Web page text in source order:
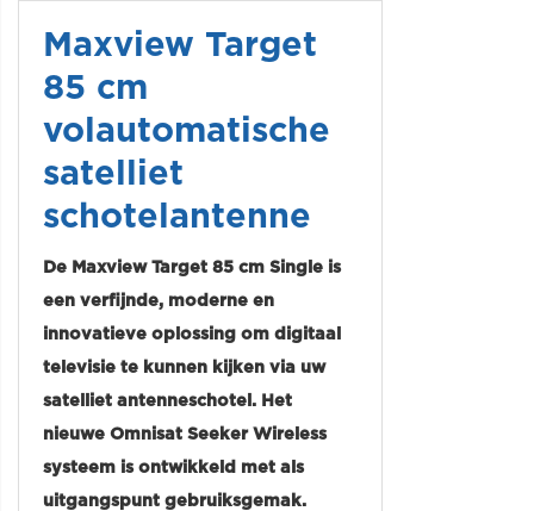
Maxview Target
85 cm
volautomatische
satelliet
schotelantenne
De Maxview Target 85 cm Single is
een verfijnde, moderne en
innovatieve oplossing om digitaal
televisie te kunnen kijken via uw
satelliet antenneschotel. Het
nieuwe Omnisat Seeker Wireless
systeem is ontwikkeld met als
uitgangspunt gebruiksgemak.